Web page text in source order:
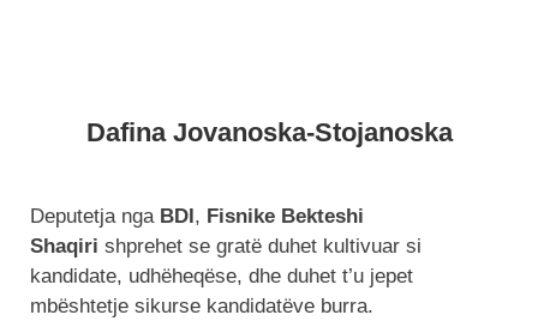
Dafina Jovanoska-Stojanoska
Deputetja nga BDI , Fisnike Bekteshi
Shaqiri shprehet se gratë duhet kultivuar si
kandidate, udhëheqëse, dhe duhet t’u jepet
mbështetje sikurse kandidatëve burra.